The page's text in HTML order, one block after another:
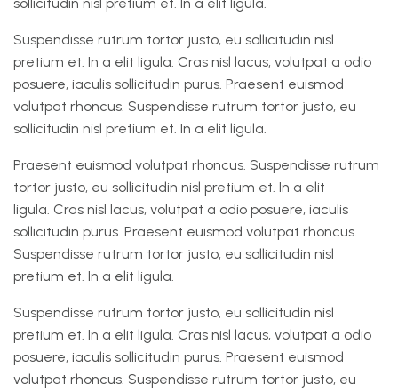
Suspendisse rutrum tortor justo, eu sollicitudin nisl
pretium et. In a elit ligula. Cras nisl lacus, volutpat a odio
posuere, iaculis sollicitudin purus. Praesent euismod
volutpat rhoncus. Suspendisse rutrum tortor justo, eu
sollicitudin nisl pretium et. In a elit ligula.
Praesent euismod volutpat rhoncus. Suspendisse rutrum
tortor justo, eu sollicitudin nisl pretium et. In a elit
ligula. Cras nisl lacus, volutpat a odio posuere, iaculis
sollicitudin purus. Praesent euismod volutpat rhoncus.
Suspendisse rutrum tortor justo, eu sollicitudin nisl
pretium et. In a elit ligula.
Suspendisse rutrum tortor justo, eu sollicitudin nisl
pretium et. In a elit ligula. Cras nisl lacus, volutpat a odio
posuere, iaculis sollicitudin purus. Praesent euismod
volutpat rhoncus. Suspendisse rutrum tortor justo, eu